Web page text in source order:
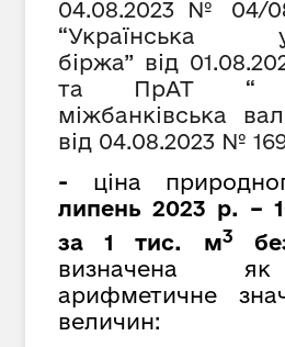
04.08.2023 № 04/
“Українська
біржа” від
та ПрАТ “
міжбанківська
від 04.08.2023 №
- ціна
липень 2023 р. –
за 1 тис. м3
визначена
арифметичне
величин: